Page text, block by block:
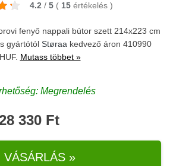
4.2 / 5 ( 15 értékelés )
fenyő nappali bútor szett 214x223 cm
gyártótól Støraa kedvező áron 410990
HUF. Mutass többet »
Megrendelés
330 Ft
VÁSÁRLÁS »